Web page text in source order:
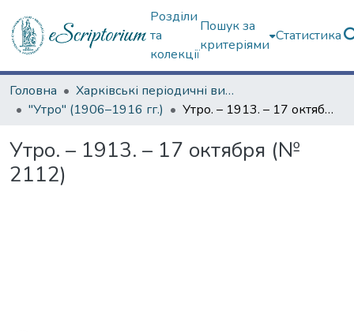
Розділи
та
колекції
Пошук за
критеріями
Статистика
Головна
Харківські періодичні видання
"Утро" (1906–1916 гг.)
Утро. – 1913. – 17 октября (№ 2112)
Утро. – 1913. – 17 октября (№
2112)